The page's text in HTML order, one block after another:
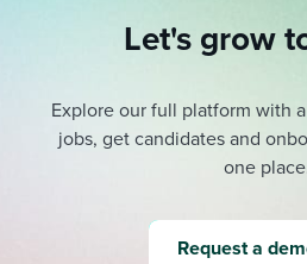
Let's grow
Explore our full platform with
jobs, get candidates and
one
Request a